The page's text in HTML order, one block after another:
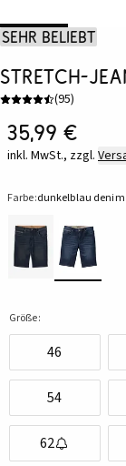
Sehr beliebt
Stretch-
(95)
35,99 €
inkl. MwSt., zzgl.
Farbe:dunkelblau denim
Größe:
46
54
62